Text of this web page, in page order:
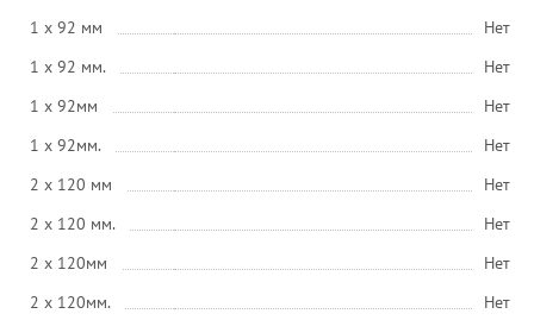
1 x 92 мм
Нет
1 x 92 мм.
Нет
1 x 92мм
Нет
1 x 92мм.
Нет
2 x 120 мм
Нет
2 x 120 мм.
Нет
2 x 120мм
Нет
2 x 120мм.
Нет